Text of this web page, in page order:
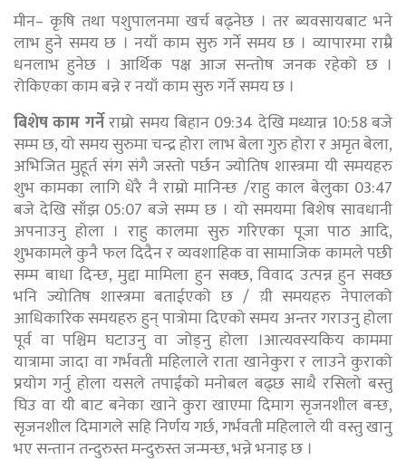
मीन– कृषि तथा पशुपालनमा खर्च बढ्नेछ । तर ब्यवसायबाट भने
लाभ हुने समय छ । नयाँ काम सुरु गर्ने समय छ । व्यापारमा राम्रै
धनलाभ हुनेछ । आर्थिक पक्ष आज सन्तोष जनक रहेको छ ।
रोकिएका काम बन्ने र नयाँ काम सुरु गर्ने समय छ ।
बिशेष काम गर्नेराम्रो समय बिहान 09:34 देखि मध्यान्न 10:58 बजे
सम्म छ, यो समय सुरुमा चन्द्र होरा लाभ बेला गुरु होरा र अमृत बेला,
अभिजित मुहूर्त संग संगै जस्तो पर्छन ज्योतिष शास्त्रमा यी समयहरु
शुभ कामका लागि धेरै नै राम्रो मानिन्छ /राहु काल बेलुका 03:47
बजे देखि साँझ 05:07 बजे सम्म छ । यो समयमा बिशेष सावधानी
अपनाउनु होला । राहु कालमा सुरु गरिएका पूजा पाठ आदि,
शुभकामले कुनै फल दिदैन र व्यवशाहिक वा सामाजिक कामले पछी
सम्म बाधा दिन्छ, मुद्दा मामिला हुन सक्छ, विवाद उत्पन्न हुन सक्छ
भनि ज्योतिष शास्त्रमा बताईएको छ / य़ी समयहरु नेपालको
आधिकारिक समयहरु हुन् पात्रोमा दिएको समय अन्तर गराउनु होला
पूर्व वा पश्चिम घटाउनु वा जोड्नु होला ।आत्यवस्यकिय काममा
यात्रामा जादा वा गर्भवती महिलाले राता खानेकुरा र लाउने कुराको
प्रयोग गर्नु होला यसले तपाईंको मनोबल बढ्छ साथै रसिलो बस्तु
घिउ वा यी बाट बनेका खाने कुरा खाएमा दिमाग सृजनशील बन्छ,
सृजनशील दिमागले सहि निर्णय गर्छ, गर्भवती महिलाले यी वस्तु खानु
भए सन्तान तन्दुरुस्त मन्दुरुस्त जन्मन्छ, भन्ने भनाइ छ ।